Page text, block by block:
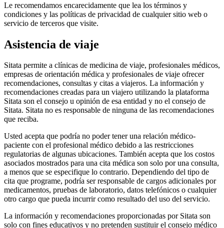
Le recomendamos encarecidamente que lea los términos y
condiciones y las políticas de privacidad de cualquier sitio web o
servicio de terceros que visite.
Asistencia de viaje
Sitata permite a clínicas de medicina de viaje, profesionales médicos,
empresas de orientación médica y profesionales de viaje ofrecer
recomendaciones, consultas y citas a viajeros. La información y
recomendaciones creadas para un viajero utilizando la plataforma
Sitata son el consejo u opinión de esa entidad y no el consejo de
Sitata. Sitata no es responsable de ninguna de las recomendaciones
que reciba.
Usted acepta que podría no poder tener una relación médico-
paciente con el profesional médico debido a las restricciones
regulatorias de algunas ubicaciones. También acepta que los costos
asociados mostrados para una cita médica son solo por una consulta,
a menos que se especifique lo contrario. Dependiendo del tipo de
cita que programe, podría ser responsable de cargos adicionales por
medicamentos, pruebas de laboratorio, datos telefónicos o cualquier
otro cargo que pueda incurrir como resultado del uso del servicio.
La información y recomendaciones proporcionadas por Sitata son
solo con fines educativos y no pretenden sustituir el consejo médico